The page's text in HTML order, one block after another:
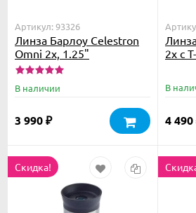
Артикул: 93326
Линза Барлоу Celestron
Omni 2х, 1.25"
В наличии
3 990 ₽
2х с
В
4 490
Скидка!